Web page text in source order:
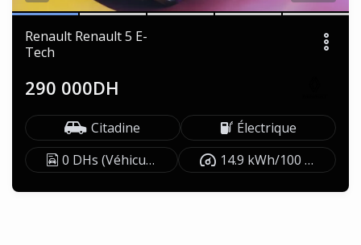
Renault Renault 5 E-
Tech
290 000DH
Citadine
Électrique
0 DHs (Véhicule exonéré)
14.9 kWh/100 km